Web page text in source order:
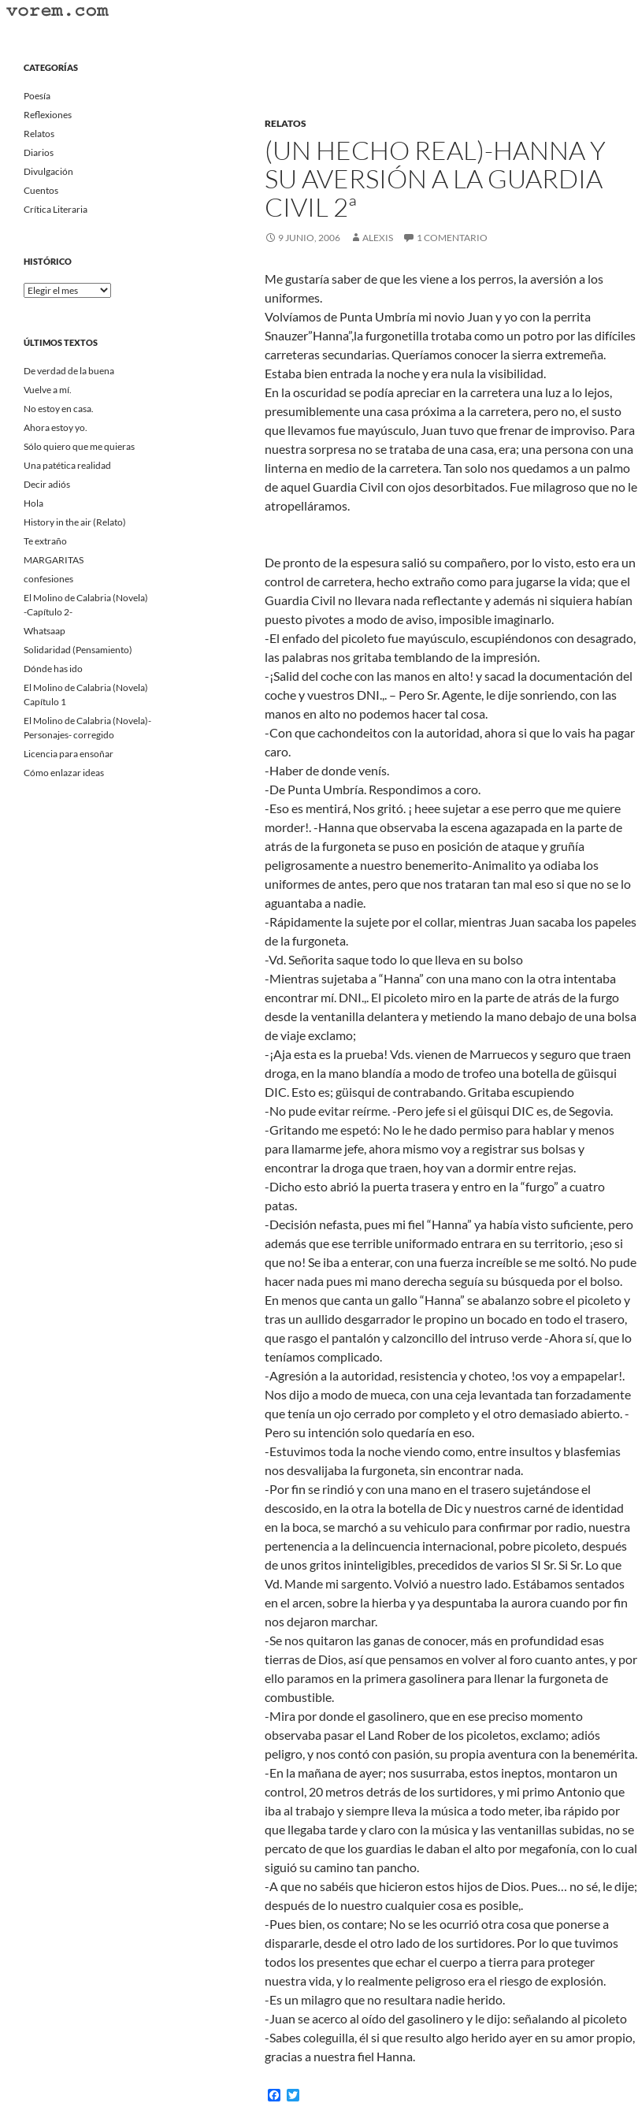
Saltar
RELATOS
(UN HECHO REAL)-HANNA Y
SU AVERSIÓN A LA GUARDIA
CIVIL 2ª
9 JUNIO, 2006 ALEXIS 1 COMENTARIO
Me gustaría saber de que les viene a los perros, la aversión a los
uniformes.
Volvíamos de Punta Umbría mi novio Juan y yo con la perrita
Snauzer”Hanna”,la furgonetilla trotaba como un potro por las difíciles
carreteras secundarias. Queríamos conocer la sierra extremeña.
Estaba bien entrada la noche y era nula la visibilidad.
En la oscuridad se podía apreciar en la carretera una luz a lo lejos,
presumiblemente una casa próxima a la carretera, pero no, el susto
que llevamos fue mayúsculo, Juan tuvo que frenar de improviso. Para
nuestra sorpresa no se trataba de una casa, era; una persona con una
linterna en medio de la carretera. Tan solo nos quedamos a un palmo
de aquel Guardia Civil con ojos desorbitados. Fue milagroso que no le
atropelláramos.
De pronto de la espesura salió su compañero, por lo visto, esto era un
control de carretera, hecho extraño como para jugarse la vida; que el
Guardia Civil no llevara nada reflectante y además ni siquiera habían
puesto pivotes a modo de aviso, imposible imaginarlo.
-El enfado del picoleto fue mayúsculo, escupiéndonos con desagrado,
las palabras nos gritaba temblando de la impresión.
-¡Salid del coche con las manos en alto! y sacad la documentación del
coche y vuestros DNI.,. – Pero Sr. Agente, le dije sonriendo, con las
manos en alto no podemos hacer tal cosa.
-Con que cachondeitos con la autoridad, ahora si que lo vais ha pagar
caro.
-Haber de donde venís.
-De Punta Umbría. Respondimos a coro.
-Eso es mentirá, Nos gritó. ¡ heee sujetar a ese perro que me quiere
morder!. -Hanna que observaba la escena agazapada en la parte de
atrás de la furgoneta se puso en posición de ataque y gruñía
peligrosamente a nuestro benemerito-Animalito ya odiaba los
uniformes de antes, pero que nos trataran tan mal eso si que no se lo
aguantaba a nadie.
-Rápidamente la sujete por el collar, mientras Juan sacaba los papeles
de la furgoneta.
-Vd. Señorita saque todo lo que lleva en su bolso
-Mientras sujetaba a “Hanna” con una mano con la otra intentaba
encontrar mí. DNI.,. El picoleto miro en la parte de atrás de la furgo
desde la ventanilla delantera y metiendo la mano debajo de una bolsa
de viaje exclamo;
-¡Aja esta es la prueba! Vds. vienen de Marruecos y seguro que traen
droga, en la mano blandía a modo de trofeo una botella de güisqui
DIC. Esto es; güisqui de contrabando. Gritaba escupiendo
-No pude evitar reírme. -Pero jefe si el güisqui DIC es, de Segovia.
-Gritando me espetó: No le he dado permiso para hablar y menos
para llamarme jefe, ahora mismo voy a registrar sus bolsas y
encontrar la droga que traen, hoy van a dormir entre rejas.
-Dicho esto abrió la puerta trasera y entro en la “furgo” a cuatro
patas.
-Decisión nefasta, pues mi fiel “Hanna” ya había visto suficiente, pero
además que ese terrible uniformado entrara en su territorio, ¡eso si
que no! Se iba a enterar, con una fuerza increíble se me soltó. No pude
hacer nada pues mi mano derecha seguía su búsqueda por el bolso.
En menos que canta un gallo “Hanna” se abalanzo sobre el picoleto y
tras un aullido desgarrador le propino un bocado en todo el trasero,
que rasgo el pantalón y calzoncillo del intruso verde -Ahora sí, que lo
teníamos complicado.
-Agresión a la autoridad, resistencia y choteo, !os voy a empapelar!.
Nos dijo a modo de mueca, con una ceja levantada tan forzadamente
que tenía un ojo cerrado por completo y el otro demasiado abierto. -
Pero su intención solo quedaría en eso.
-Estuvimos toda la noche viendo como, entre insultos y blasfemias
nos desvalijaba la furgoneta, sin encontrar nada.
-Por fin se rindió y con una mano en el trasero sujetándose el
descosido, en la otra la botella de Dic y nuestros carné de identidad
en la boca, se marchó a su vehiculo para confirmar por radio, nuestra
pertenencia a la delincuencia internacional, pobre picoleto, después
de unos gritos ininteligibles, precedidos de varios SI Sr. Si Sr. Lo que
Vd. Mande mi sargento. Volvió a nuestro lado. Estábamos sentados
en el arcen, sobre la hierba y ya despuntaba la aurora cuando por fin
nos dejaron marchar.
-Se nos quitaron las ganas de conocer, más en profundidad esas
tierras de Dios, así que pensamos en volver al foro cuanto antes, y por
ello paramos en la primera gasolinera para llenar la furgoneta de
combustible.
-Mira por donde el gasolinero, que en ese preciso momento
observaba pasar el Land Rober de los picoletos, exclamo; adiós
peligro, y nos contó con pasión, su propia aventura con la benemérita.
-En la mañana de ayer; nos susurraba, estos ineptos, montaron un
control, 20 metros detrás de los surtidores, y mi primo Antonio que
iba al trabajo y siempre lleva la música a todo meter, iba rápido por
que llegaba tarde y claro con la música y las ventanillas subidas, no se
percato de que los guardias le daban el alto por megafonía, con lo cual
siguió su camino tan pancho.
-A que no sabéis que hicieron estos hijos de Dios. Pues… no sé, le dije;
después de lo nuestro cualquier cosa es posible,.
-Pues bien, os contare; No se les ocurrió otra cosa que ponerse a
dispararle, desde el otro lado de los surtidores. Por lo que tuvimos
todos los presentes que echar el cuerpo a tierra para proteger
nuestra vida, y lo realmente peligroso era el riesgo de explosión.
-Es un milagro que no resultara nadie herido.
-Juan se acerco al oído del gasolinero y le dijo: señalando al picoleto
-Sabes coleguilla, él si que resulto algo herido ayer en su amor propio,
gracias a nuestra fiel Hanna.
F
Portal Literario Independiente
CATEGORÍAS
Poesía
Reflexiones
Relatos
Diarios
Divulgación
Cuentos
Crítica Literaria
HISTÓRICO
Histórico
ÚLTIMOS TEXTOS
De verdad de la buena
Vuelve a mí.
No estoy en casa.
Ahora estoy yo.
Sólo quiero que me quieras
Una patética realidad
Decir adiós
Hola
History in the air (Relato)
Te extraño
MARGARITAS
confesiones
El Molino de Calabria (Novela)
-Capítulo 2-
Whatsaap
Solidaridad (Pensamiento)
Dónde has ido
El Molino de Calabria (Novela)
Capítulo 1
El Molino de Calabria (Novela)-
Personajes- corregido
Licencia para ensoñar
Cómo enlazar ideas